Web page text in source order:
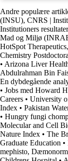
Andre populære
(INSU), CNRS |
Institutioners
Mad og Miljø
HotSpot
Chemistry
• Arizona Liver
Abdulrahman Bin
En dybdegående
• Jobs med Howard
Careers • University
Index • Pakistan
• Hungry fungi
Molecular and Cell
Nature Index • The
Graduate Education •
mephisto,